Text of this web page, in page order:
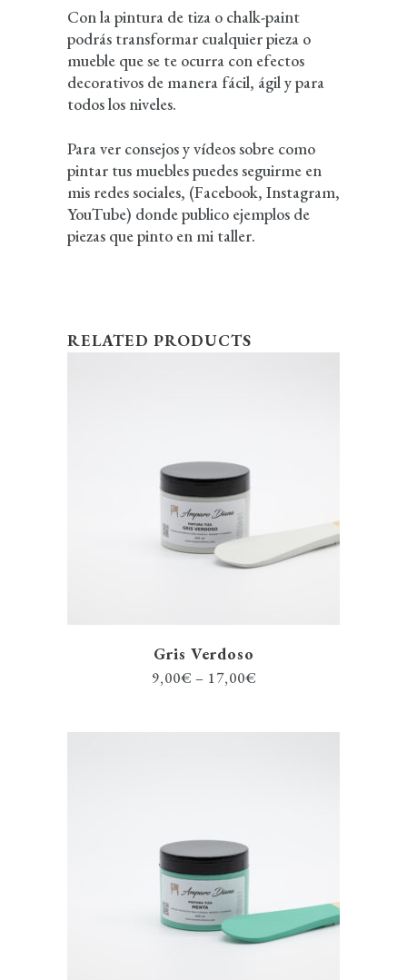
Con la pintura de tiza o chalk-paint
podrás transformar cualquier pieza o
mueble que se te ocurra con efectos
decorativos de manera fácil, ágil y para
todos los niveles.
Para ver consejos y vídeos sobre como
pintar tus muebles puedes seguirme en
mis redes sociales, (Facebook, Instagram,
YouTube) donde publico ejemplos de
piezas que pinto en mi taller.
RELATED PRODUCTS
Gris Verdoso
9,00€ – 17,00€